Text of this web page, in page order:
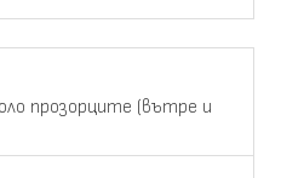
прозорците (вътре и